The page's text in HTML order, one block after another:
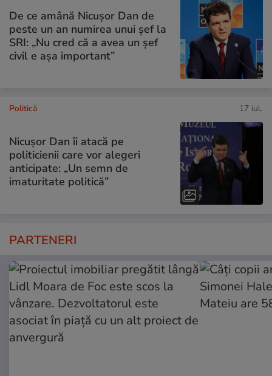
De ce amână Nicușor Dan de
peste un an numirea unui șef la
SRI: „Nu cred că a avea un şef
civil e așa important”
Politică 17 iul.
Nicușor Dan îi atacă pe
politicienii care vor alegeri
anticipate: „Un semn de
imaturitate politică”
PARTENERI